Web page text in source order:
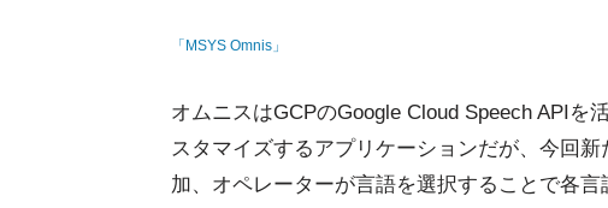
「MSYS Omnis」
オムニスはGCPのGoogle Cloud Speech APIを
スタマイズするアプリケーションだが、今回
加、オペレーターが言語を選択することで各